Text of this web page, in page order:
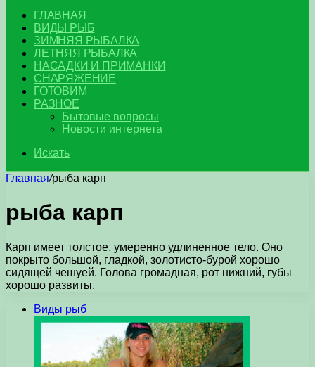
ГЛАВНАЯ
ВИДЫ РЫБ
ЗИМНЯЯ РЫБАЛКА
ЛЕТНЯЯ РЫБАЛКА
НАСАДКИ И ПРИМАНКИ
СНАРЯЖЕНИЕ
ГОТОВИМ
РАЗНОЕ
Бытовые вопросы
Новости интернета
Искать
Главная/рыба карп
рыба карп
Карп имеет толстое, умеренно удлиненное тело. Оно
покрыто большой, гладкой, золотисто-бурой хорошо
сидящей чешуей. Голова громадная, рот нижний, губы
хорошо развиты.
Виды рыб